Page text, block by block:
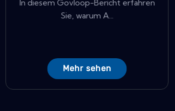
In diesem Govloop-Bericht erfahren
Sie, warum A...
Mehr sehen